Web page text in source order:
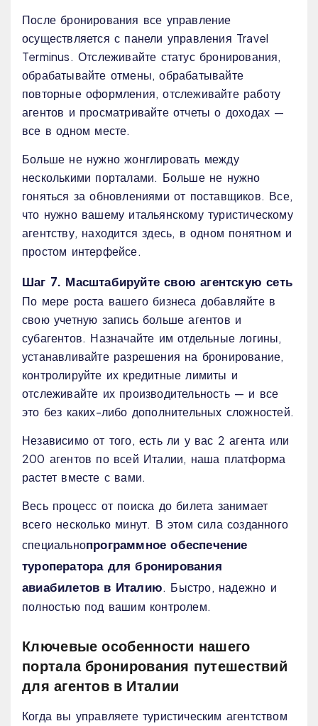
После бронирования все управление
осуществляется с панели управления Travel
Terminus. Отслеживайте статус бронирования,
обрабатывайте отмены, обрабатывайте
повторные оформления, отслеживайте работу
агентов и просматривайте отчеты о доходах —
все в одном месте.
Больше не нужно жонглировать между
несколькими порталами. Больше не нужно
гоняться за обновлениями от поставщиков. Все,
что нужно вашему итальянскому туристическому
агентству, находится здесь, в одном понятном и
простом интерфейсе.
Шаг 7. Масштабируйте свою агентскую сеть
По мере роста вашего бизнеса добавляйте в
свою учетную запись больше агентов и
субагентов. Назначайте им отдельные логины,
устанавливайте разрешения на бронирование,
контролируйте их кредитные лимиты и
отслеживайте их производительность — и все
это без каких-либо дополнительных сложностей.
Независимо от того, есть ли у вас 2 агента или
200 агентов по всей Италии, наша платформа
растет вместе с вами.
Весь процесс от поиска до билета занимает
всего несколько минут. В этом сила созданного
специальнопрограммное обеспечение
туроператора для бронирования
авиабилетов в Италию. Быстро, надежно и
полностью под вашим контролем.
Ключевые особенности нашего
портала бронирования путешествий
для агентов в Италии
Когда вы управляете туристическим агентством